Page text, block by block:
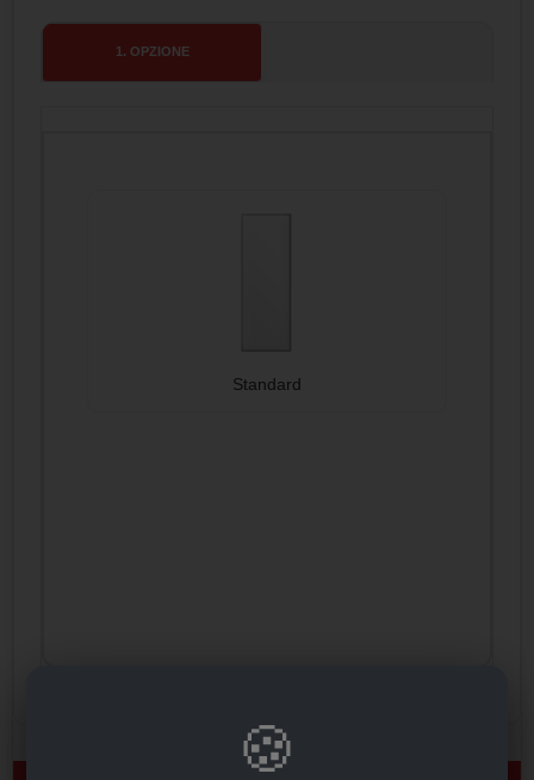
1 . OPZIONE
Standard
🍪